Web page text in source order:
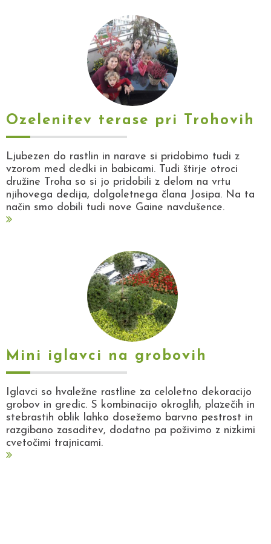
Ozelenitev terase pri Trohovih
Ljubezen do rastlin in narave si pridobimo tudi z
vzorom med dedki in babicami. Tudi štirje otroci
družine Troha so si jo pridobili z delom na vrtu
njihovega dedija, dolgoletnega člana Josipa. Na ta
način smo dobili tudi nove Gaine navdušence.
Mini iglavci na grobovih
Iglavci so hvaležne rastline za celoletno dekoracijo
grobov in gredic. S kombinacijo okroglih, plazečih in
stebrastih oblik lahko dosežemo barvno pestrost in
razgibano zasaditev, dodatno pa poživimo z nizkimi
cvetočimi trajnicami.